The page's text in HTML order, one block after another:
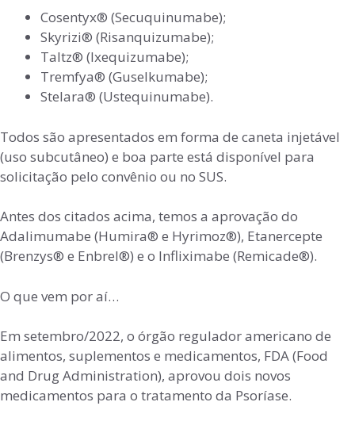
Cosentyx®️ (Secuquinumabe);
Skyrizi®️ (Risanquizumabe);
Taltz®️ (Ixequizumabe);
Tremfya®️ (Guselkumabe);
Stelara®️ (Ustequinumabe).
Todos são apresentados em forma de caneta injetável
(uso subcutâneo) e boa parte está disponível para
solicitação pelo convênio ou no SUS.
Antes dos citados acima, temos a aprovação do
Adalimumabe (Humira® e Hyrimoz®), Etanercepte
(Brenzys® e Enbrel®) e o Infliximabe (Remicade®).
O que vem por aí…
Em setembro/2022, o órgão regulador americano de
alimentos, suplementos e medicamentos, FDA (Food
and Drug Administration), aprovou dois novos
medicamentos para o tratamento da Psoríase.